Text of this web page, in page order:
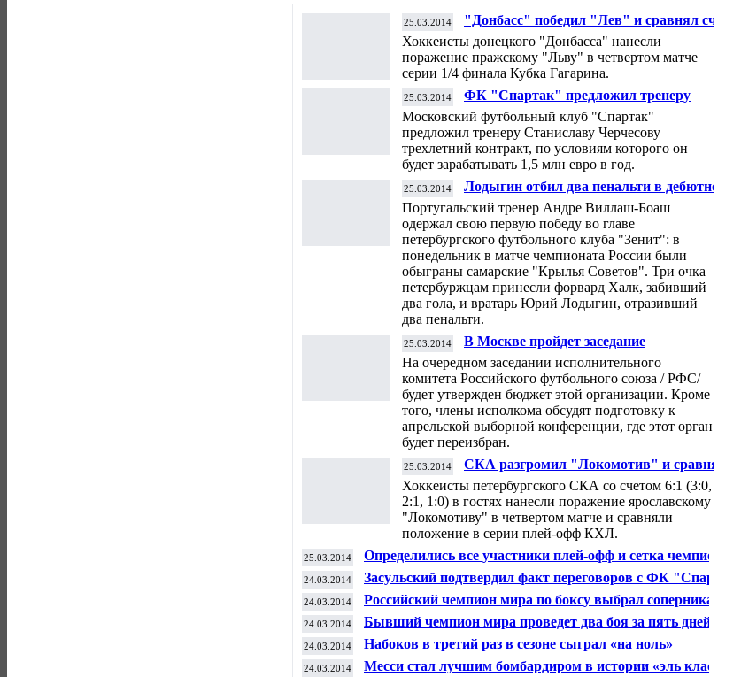
25.03.2014
"Донбасс" победил "Лев" и сравнял счет в
серии 1/4 финала плей-офф КХЛ
Хоккеисты донецкого "Донбасса" нанесли
поражение пражскому "Льву" в четвертом матче
серии 1/4 финала Кубка Гагарина.
25.03.2014
ФК "Спартак" предложил тренеру
Станиславу Черчесову зарплату 1,5 млн
евро в год
Московский футбольный клуб "Спартак"
предложил тренеру Станиславу Черчесову
трехлетний контракт, по условиям которого он
будет зарабатывать 1,5 млн евро в год.
25.03.2014
Лодыгин отбил два пенальти в дебютном
матче Виллаш-Боаша в "Зените"
Португальский тренер Андре Виллаш-Боаш
одержал свою первую победу во главе
петербургского футбольного клуба "Зенит": в
понедельник в матче чемпионата России были
обыграны самарские "Крылья Советов". Три очка
петербуржцам принесли форвард Халк, забивший
два гола, и вратарь Юрий Лодыгин, отразивший
два пенальти.
25.03.2014
В Москве пройдет заседание
футбольного союза
На очередном заседании исполнительного
комитета Российского футбольного союза / РФС/
будет утвержден бюджет этой организации. Кроме
того, члены исполкома обсудят подготовку к
апрельской выборной конференции, где этот орган
будет переизбран.
25.03.2014
СКА разгромил "Локомотив" и сравнял
счет в серии плей-офф КХЛ
Хоккеисты петербургского СКА со счетом 6:1 (3:0,
2:1, 1:0) в гостях нанесли поражение ярославскому
"Локомотиву" в четвертом матче и сравняли
положение в серии плей-офф КХЛ.
25.03.2014
Определились все участники плей-офф и сетка чемпионата
Единой лиги ВТБ по баскетболу
24.03.2014
Засульский подтвердил факт переговоров с ФК "Спартак"
по Черчесову
24.03.2014 Российский чемпион мира по боксу выбрал соперника
24.03.2014 Бывший чемпион мира проведет два боя за пять дней
24.03.2014 Набоков в третий раз в сезоне сыграл «на ноль»
24.03.2014 Месси стал лучшим бомбардиром в истории «эль класико»